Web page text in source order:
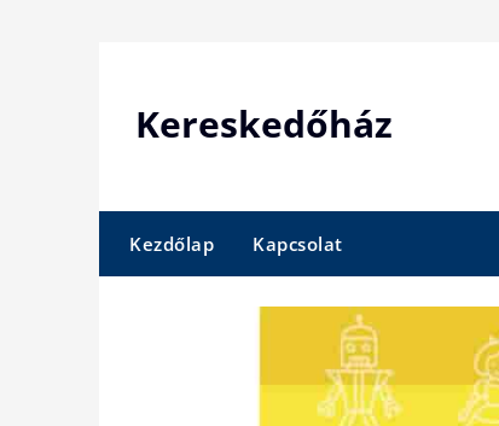
Kereskedőház
Kezdőlap Kapcsolat